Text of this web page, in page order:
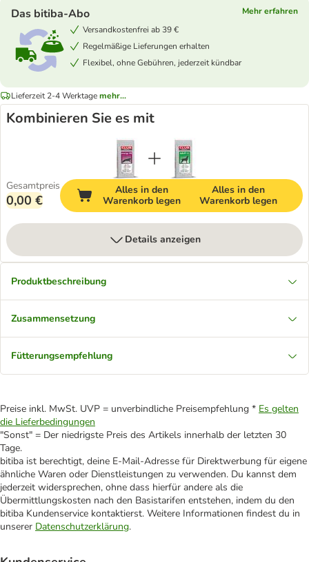
Das bitiba-Abo
Mehr erfahren
Versandkostenfrei ab 39 €
Regelmäßige Lieferungen erhalten
Flexibel, ohne Gebühren, jederzeit kündbar
Lieferzeit 2-4 Werktagemehr...
Kombinieren Sie es mit
Gesamtpreis
0,00 €
Alles in den
Warenkorb legen
Alles in den
Warenkorb legen
Details anzeigen
Produktbeschreibung
Zusammensetzung
Fütterungsempfehlung
Preise inkl. MwSt. UVP = unverbindliche Preisempfehlung * Es gelten
die Lieferbedingungen
"Sonst" = Der niedrigste Preis des Artikels innerhalb der letzten 30
Tage.
bitiba ist berechtigt, deine E-Mail-Adresse für Direktwerbung für eigene
ähnliche Waren oder Dienstleistungen zu verwenden. Du kannst dem
jederzeit widersprechen, ohne dass hierfür andere als die
Übermittlungskosten nach den Basistarifen entstehen, indem du den
bitiba Kundenservice kontaktierst. Weitere Informationen findest du in
unserer Datenschutzerklärung.